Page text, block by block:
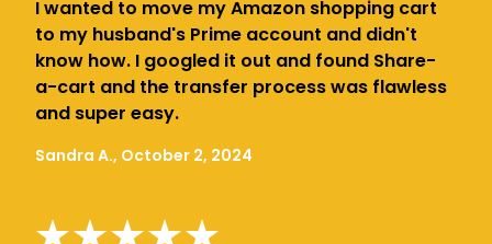
I wanted to move my Amazon shopping cart
to my husband's Prime account and didn't
know how. I googled it out and found Share-
a-cart and the transfer process was flawless
and super easy.
Sandra A., October 2, 2024